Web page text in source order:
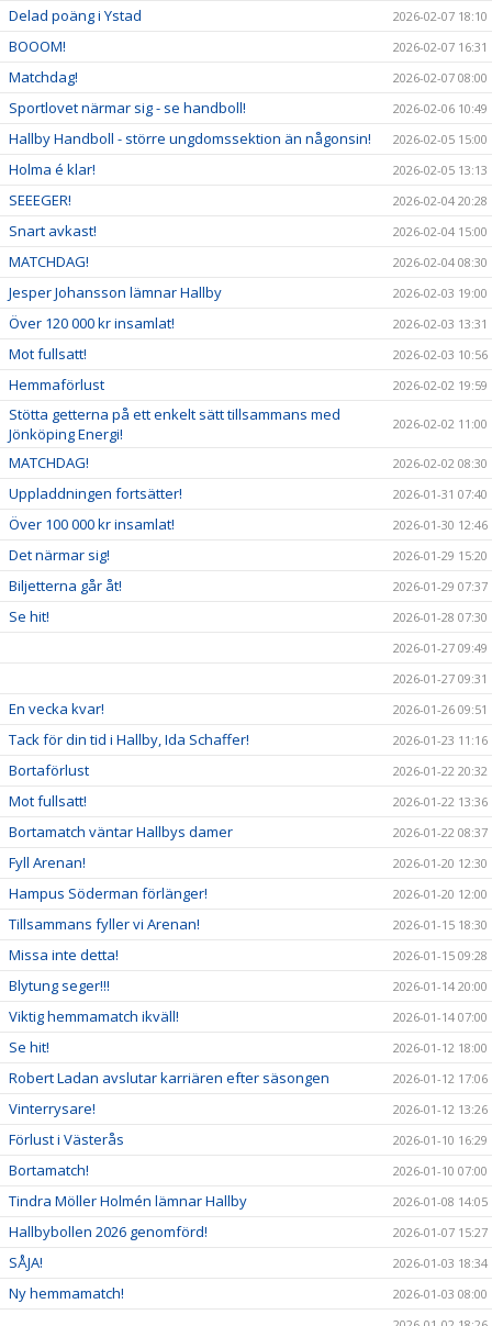
Delad poäng i Ystad 2026-02-07 18:10
BOOOM! 2026-02-07 16:31
Matchdag! 2026-02-07 08:00
Sportlovet närmar sig - se handboll! 2026-02-06 10:49
Hallby Handboll - större ungdomssektion än någonsin! 2026-02-05 15:00
Holma é klar! 2026-02-05 13:13
SEEEGER! 2026-02-04 20:28
Snart avkast! 2026-02-04 15:00
MATCHDAG! 2026-02-04 08:30
Jesper Johansson lämnar Hallby 2026-02-03 19:00
Över 120 000 kr insamlat! 2026-02-03 13:31
Mot fullsatt! 2026-02-03 10:56
Hemmaförlust 2026-02-02 19:59
Stötta getterna på ett enkelt sätt tillsammans med
Jönköping Energi!
2026-02-02 11:00
MATCHDAG! 2026-02-02 08:30
Uppladdningen fortsätter! 2026-01-31 07:40
Över 100 000 kr insamlat! 2026-01-30 12:46
Det närmar sig! 2026-01-29 15:20
Biljetterna går åt! 2026-01-29 07:37
Se hit!
2026-01-28 07:30
2026-01-27 09:49
2026-01-27 09:31
En vecka kvar! 2026-01-26 09:51
Tack för din tid i Hallby, Ida Schaffer! 2026-01-23 11:16
Bortaförlust 2026-01-22 20:32
Mot fullsatt! 2026-01-22 13:36
Bortamatch väntar Hallbys damer 2026-01-22 08:37
Fyll Arenan! 2026-01-20 12:30
Hampus Söderman förlänger! 2026-01-20 12:00
Tillsammans fyller vi Arenan! 2026-01-15 18:30
Missa inte detta! 2026-01-15 09:28
Blytung seger!!! 2026-01-14 20:00
Viktig hemmamatch ikväll! 2026-01-14 07:00
Se hit! 2026-01-12 18:00
Robert Ladan avslutar karriären efter säsongen 2026-01-12 17:06
Vinterrysare! 2026-01-12 13:26
Förlust i Västerås 2026-01-10 16:29
Bortamatch! 2026-01-10 07:00
Tindra Möller Holmén lämnar Hallby 2026-01-08 14:05
Hallbybollen 2026 genomförd! 2026-01-07 15:27
SÅJA! 2026-01-03 18:34
Ny hemmamatch!
2026-01-03 08:00